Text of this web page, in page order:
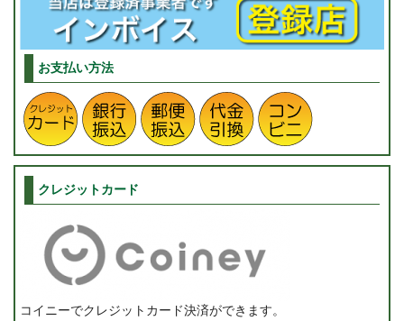
お支払い方法
クレジットカード
コイニーでクレジットカード決済ができます。